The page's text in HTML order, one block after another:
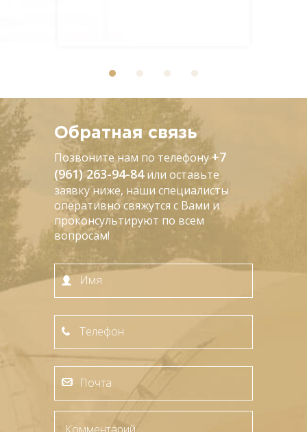
Обратная связь
Позвоните нам по телефону+7
(961) 263-94-84или оставьте
заявку ниже, наши специалисты
оперативно свяжутся с Вами и
проконсультируют по всем
вопросам!